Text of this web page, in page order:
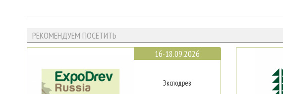
РЕКОМЕНДУЕМ ПОСЕТИТЬ
16-18.09.2026
Эксподрев